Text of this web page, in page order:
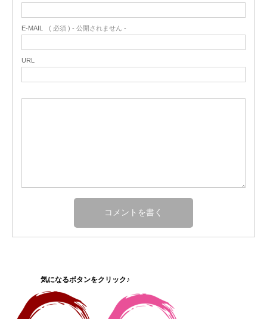
E-MAIL ( 必須 ) - 公開されません -
URL
気になるボタンをクリック♪